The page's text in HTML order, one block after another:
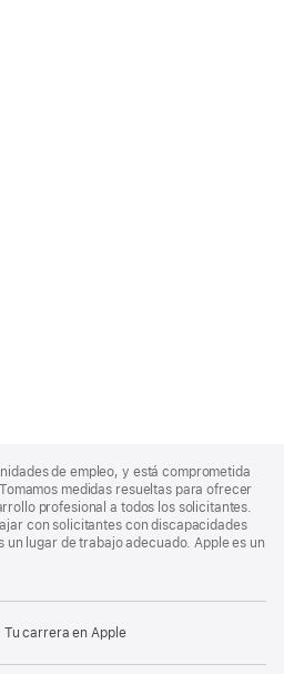
de empleo, y está comprometida
medidas resueltas para ofrecer
profesional a todos los solicitantes.
con solicitantes con discapacidades
lugar de trabajo adecuado. Apple es un
Tu carrera en Apple